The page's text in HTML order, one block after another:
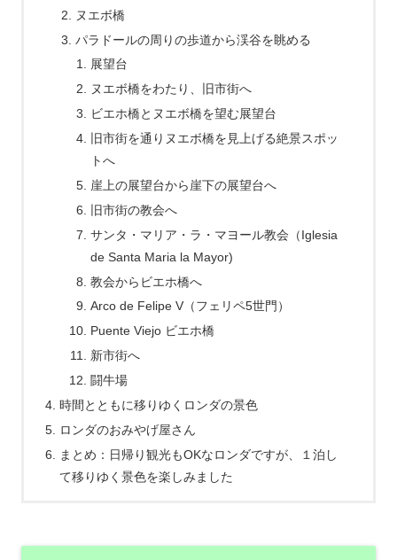
ヌエボ橋
パラドールの周りの歩道から渓谷を眺める
展望台
ヌエボ橋をわたり、旧市街へ
ビエホ橋とヌエボ橋を望む展望台
旧市街を通りヌエボ橋を見上げる絶景スポッ
トへ
崖上の展望台から崖下の展望台へ
旧市街の教会へ
サンタ・マリア・ラ・マヨール教会（Iglesia
de Santa Maria la Mayor)
教会からビエホ橋へ
Arco de Felipe V（フェリペ5世門）
Puente Viejo ビエホ橋
新市街へ
闘牛場
時間とともに移りゆくロンダの景色
ロンダのおみやげ屋さん
まとめ：日帰り観光もOKなロンダですが、１泊し
て移りゆく景色を楽しみました